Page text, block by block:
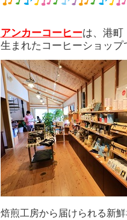
アンカーコーヒーは、港町
生まれたコーヒーショップ
焙煎工房から届けられる新鮮